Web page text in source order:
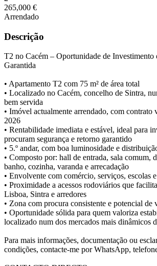
265,000 €
Arrendado
Descrição
T2 no Cacém – Oportunidade de Investimento
Garantida
• Apartamento T2 com 75 m² de área total
• Localizado no Cacém, concelho de Sintra,
bem servida
• Imóvel actualmente arrendado, com contrato
2026
• Rentabilidade imediata e estável, ideal para
procuram segurança e retorno garantido
• 5.º andar, com boa luminosidade e
• Composto por: hall de entrada, sala comum,
banho, cozinha, varanda e arrecadação
• Envolvente com comércio, serviços, escolas
• Proximidade a acessos rodoviários que
Lisboa, Sintra e arredores
• Zona com procura consistente e potencial de
• Oportunidade sólida para quem valoriza
localizado num dos mercados mais dinâmicos
Para mais informações, documentação ou
condições, contacte-me por WhatsApp,